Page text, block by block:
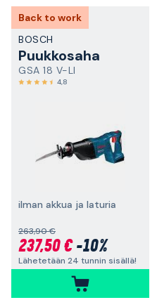
Back to work
BOSCH
Puukkosaha
GSA 18 V-LI
4,8
ilman akkua ja laturia
263,90 €
237,50 €-10%
Lähetetään 24 tunnin sisällä!